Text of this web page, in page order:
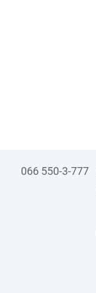
066 550-3-777